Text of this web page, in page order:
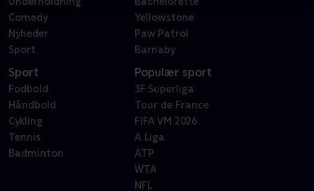
Comedy
Nyheder
Sport
Yellowstone
Paw Patrol
Barnaby
Sport
Fodbold
Håndbold
Cykling
Tennis
Badminton
Populær sport
3F Superliga
Tour de France
FIFA VM 2026
A Liga
ATP
WTA
NFL